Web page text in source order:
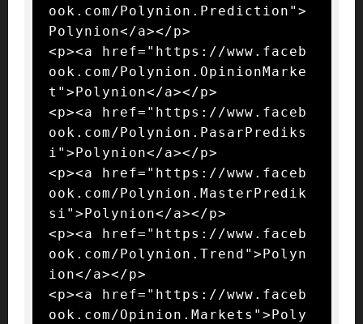
ook.com/Polynion.Prediction">
Polynion</a></p>
<p><a href="https://www.faceb
ook.com/Polynion.OpinionMarke
t">Polynion</a></p>
<p><a href="https://www.faceb
ook.com/Polynion.PasarPrediks
i">Polynion</a></p>
<p><a href="https://www.faceb
ook.com/Polynion.MasterPredik
si">Polynion</a></p>
<p><a href="https://www.faceb
ook.com/Polynion.Trend">Polyn
ion</a></p>
<p><a href="https://www.faceb
ook.com/Opinion.Markets">Poly